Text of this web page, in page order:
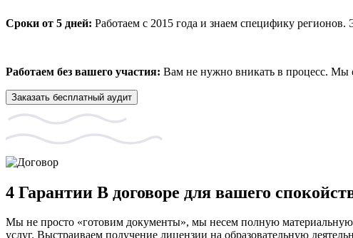
Сроки от 5 дней: Работаем с 2015 года и знаем специфику регионов.
Работаем без вашего участия: Вам не нужно вникать в процесс. Мы
Заказать бесплатный аудит
4 Гарантии В договоре для вашего
Мы не просто «готовим документы», мы несем полную материальную
услуг. Выстраиваем получение лицензии на образовательную